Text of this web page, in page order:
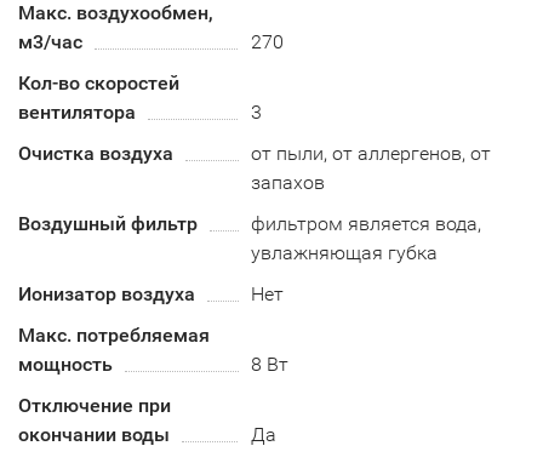
Макс. воздухообмен,
м3/час
270
Кол-во скоростей
вентилятора
3
Очистка воздуха
от пыли, от аллергенов, от
запахов
Воздушный фильтр
фильтром является вода,
увлажняющая губка
Ионизатор воздуха
Нет
Макс. потребляемая
мощность
8 Вт
Отключение при
окончании воды
Да